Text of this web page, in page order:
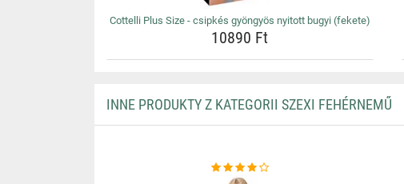
Cottelli Plus Size - csipkés gyöngyös nyitott bugyi (fekete)
10890 Ft
INNE PRODUKTY Z KATEGORII SZEXI FEHÉRNEMŰ